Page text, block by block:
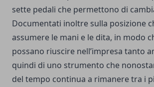
sette pedali che permettono di
Documentati inoltre sulla posizione
assumere le mani e le dita, in modo
possano riuscire nell’impresa tanto
quindi di uno strumento che
del tempo continua a rimanere tra i